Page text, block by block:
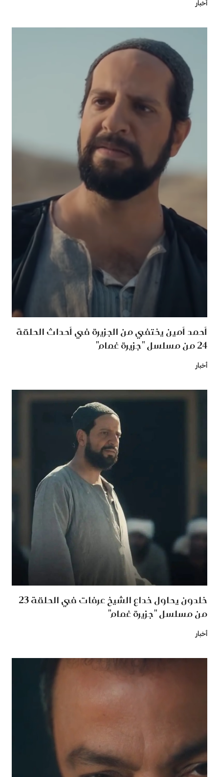
أخبار
أحمد أمين يختفي من الجزيرة في أحداث الحلقة
24 من مسلسل "جزيرة غمام"
أخبار
خلدون يحاول خداع الشيخ عرفات في الحلقة 23
من مسلسل "جزيرة غمام"
أخبار